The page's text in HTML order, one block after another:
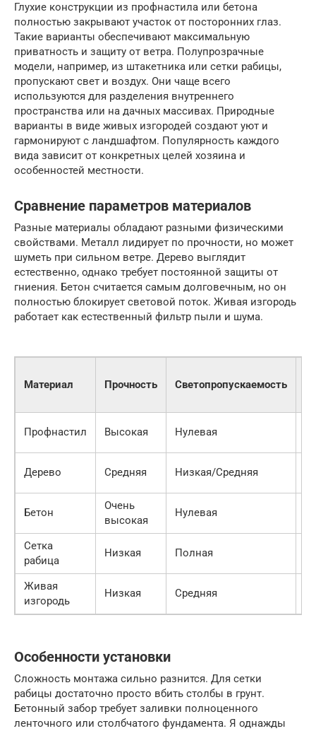
Глухие конструкции из профнастила или бетона
полностью закрывают участок от посторонних глаз.
Такие варианты обеспечивают максимальную
приватность и защиту от ветра. Полупрозрачные
модели, например, из штакетника или сетки рабицы,
пропускают свет и воздух. Они чаще всего
используются для разделения внутреннего
пространства или на дачных массивах. Природные
варианты в виде живых изгородей создают уют и
гармонируют с ландшафтом. Популярность каждого
вида зависит от конкретных целей хозяина и
особенностей местности.
Сравнение параметров материалов
Разные материалы обладают разными физическими
свойствами. Металл лидирует по прочности, но может
шуметь при сильном ветре. Дерево выглядит
естественно, однако требует постоянной защиты от
гниения. Бетон считается самым долговечным, но он
полностью блокирует световой поток. Живая изгородь
работает как естественный фильтр пыли и шума.
Материал Прочность Светопропускаемость
Профнастил Высокая Нулевая
Дерево Средняя Низкая/Средняя
Бетон
Очень
высокая
Нулевая
Сетка
рабица
Низкая Полная
Живая
изгородь
Низкая Средняя
Особенности установки
Сложность монтажа сильно разнится. Для сетки
рабицы достаточно просто вбить столбы в грунт.
Бетонный забор требует заливки полноценного
ленточного или столбчатого фундамента. Я однажды